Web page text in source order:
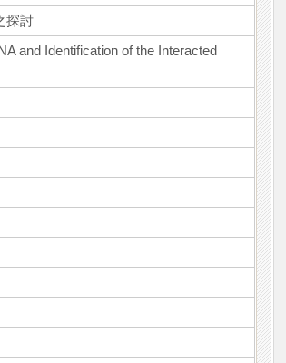
探討
and Identification of the Interacted